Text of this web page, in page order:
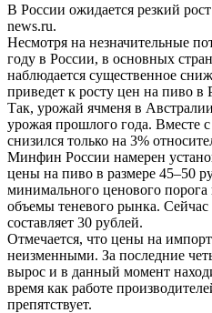
В России ожидается резкий
news.ru.
Несмотря на незначительные
году в России, в основных
наблюдается существенное
приведет к росту цен на пиво в
Так, урожай ячменя в
урожая прошлого года. Вместе
снизился только на 3%
Минфин России намерен
цены на пиво в размере 45–50
минимального ценового порога
объемы теневого рынка.
составляет 30 рублей.
Отмечается, что цены на
неизменными. За последние
вырос и в данный момент
время как работе
препятствует.